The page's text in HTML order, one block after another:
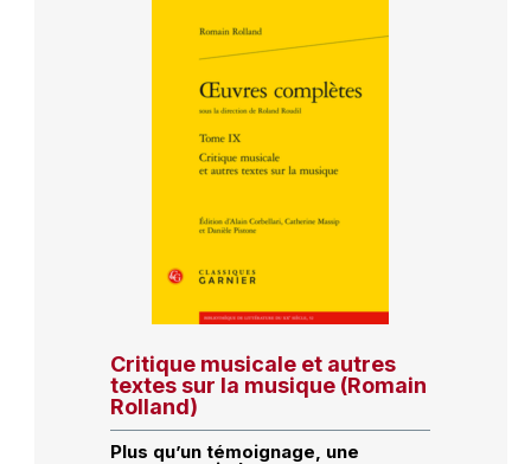
Critique musicale et autres
textes sur la musique (Romain
Rolland)
Plus qu’un témoignage, une